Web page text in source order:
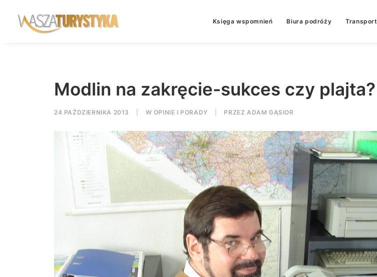
Księga wspomnień Biura podróży Transport
Modlin na zakręcie-sukces czy plajta?
24 PAŹDZIERNIKA 2013 W OPINIE I PORADY PRZEZADAM GĄSIOR